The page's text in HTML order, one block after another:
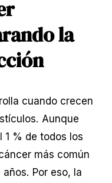
la
cuando crecen
Aunque
1 % de todos los
más común
Por eso, la